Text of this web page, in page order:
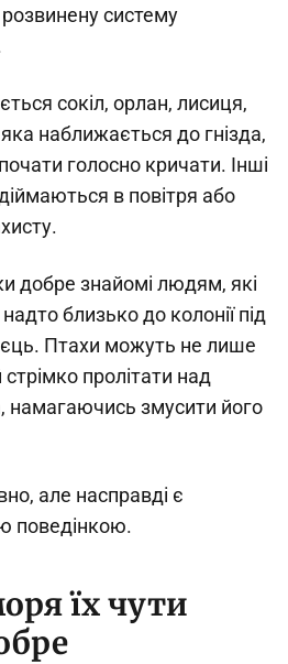
систему
сокіл, орлан, лисиця,
наближається до гнізда,
голосно кричати. Інші
в повітря або
добре знайомі людям, які
близько до колонії під
Птахи можуть не лише
пролітати над
змусити його
але насправді є
поведінкою.
їх чути